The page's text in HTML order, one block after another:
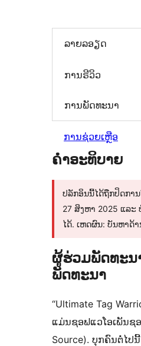
ລາຍລອຽດ
ການຣີວິວ
ການພັດທະນາ
ການຊ່ວຍເຫຼືອ
ຄຳອະທິບາຍ
ປລັກອິນນີ້ໄດ້ຖືກປິດກາ
27 ສິງຫາ 2025 ແລະ
ໄດ້. ເຫດຜົນ: ບັນຫາດ້
ຜູ້ຮ່ວມພັດທະນ
ພັດທະນາ
“Ultimate Tag
ແມ່ນຊອຟແວໂອເພັນຊ
Source). ບຸກຄົນຕໍ່ໄປ